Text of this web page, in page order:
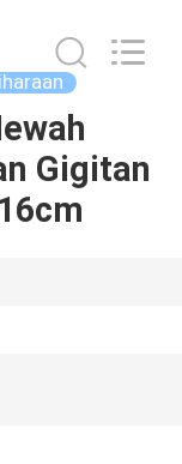
Gigitan